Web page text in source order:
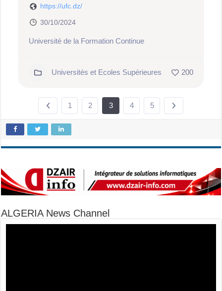
https://ufc.dz/
30/10/2024
Université de la Formation Continue
Universités et Ecoles Supérieures 200
1 2 3 4 5
ALGERIA News Channel